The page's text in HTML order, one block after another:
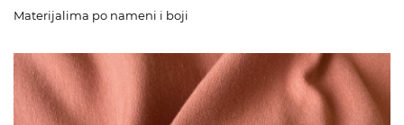
Materijalima po nameni i boji